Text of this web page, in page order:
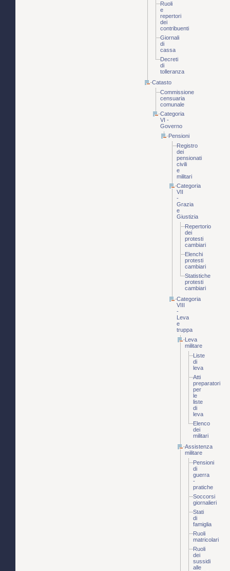
Ruoli
e
repertori
dei
contribuenti
Giornali
di
cassa
Decreti
di
tolleranza
Catasto
Commissione
censuaria
comunale
Categoria
VI -
Governo
Pensioni
Registro
dei
pensionati
civili
e
militari
Categoria
VII
-
Grazia
e
Giustizia
Repertorio
dei
protesti
cambiari
Elenchi
protesti
cambiari
Statistiche
protesti
cambiari
Categoria
VIII
-
Leva
e
truppa
Leva
militare
Liste
di
leva
Atti
preparatori
per
le
liste
di
leva
Elenco
dei
militari
Assistenza
militare
Pensioni
di
guerra
-
pratiche
Soccorsi
giornalieri
Stati
di
famiglia
Ruoli
matricolari
Ruoli
dei
sussidi
alle